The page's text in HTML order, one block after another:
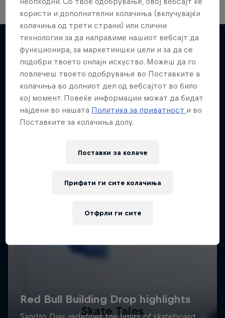
Повеќе слична содржина
Skate Tales
користи и дополнителни колачиња (вклучувајќи
колачиња од трети страни) или слични
технологии за да направиме нашиот вебсајт да
функционира, за маркетиншки цели и за да се
подобри твоето онлајн искуство. Можеш да го
повлечеш твоето одобрување во Поставките а
колачиња во долниот дел од вебсајтот во било
кој момент. Повеќе информации можат да бидат
најдени во нашата Политика за приватност и во
Поставките за колачиња долу.
Поставки за колачe
Отфрли ги сите
Прифати ги сите колачиња